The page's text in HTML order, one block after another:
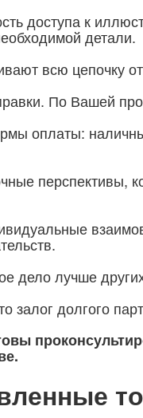
доступа к
детали.
всю цепочку
По Вашей
оплаты:
перспективы,
дело лучше
залог долгого